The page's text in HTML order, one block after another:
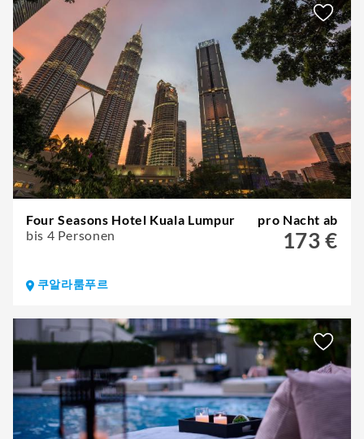
Four Seasons Hotel Kuala Lumpur
bis 4 Personen
pro Nacht ab
173 €
쿠알라룸푸르